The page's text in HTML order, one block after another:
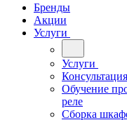
Бренды
Акции
Услуги
Услуги
Обучение
реле
Сборка